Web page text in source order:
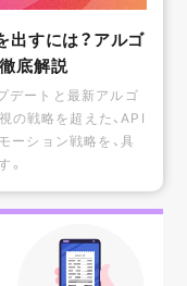
すには？アルゴ
底解説
デートと最新アルゴ
の戦略を超えた、API
ション戦略を、具
。